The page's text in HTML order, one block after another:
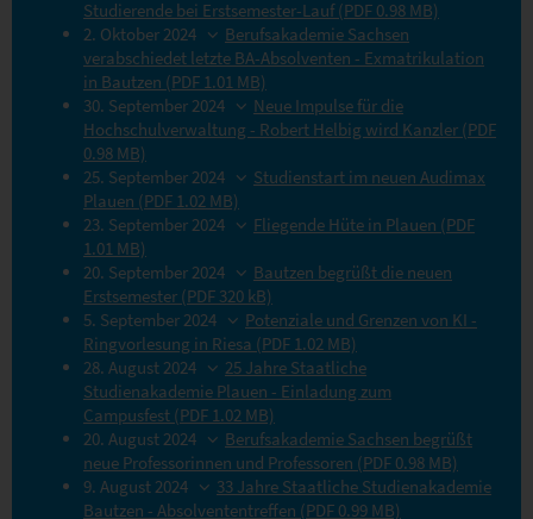
Studierende bei Erstsemester-Lauf (PDF 0.98 MB)
2. Oktober 2024
Berufsakademie Sachsen
verabschiedet letzte BA-Absolventen - Exmatrikulation
in Bautzen (PDF 1.01 MB)
30. September 2024
Neue Impulse für die
Hochschulverwaltung - Robert Helbig wird Kanzler (PDF
0.98 MB)
25. September 2024
Studienstart im neuen Audimax
Plauen (PDF 1.02 MB)
23. September 2024
Fliegende Hüte in Plauen (PDF
1.01 MB)
20. September 2024
Bautzen begrüßt die neuen
Erstsemester (PDF 320 kB)
5. September 2024
Potenziale und Grenzen von KI -
Ringvorlesung in Riesa (PDF 1.02 MB)
28. August 2024
25 Jahre Staatliche
Studienakademie Plauen - Einladung zum
Campusfest (PDF 1.02 MB)
20. August 2024
Berufsakademie Sachsen begrüßt
neue Professorinnen und Professoren (PDF 0.98 MB)
9. August 2024
33 Jahre Staatliche Studienakademie
Bautzen - Absolvententreffen (PDF 0.99 MB)